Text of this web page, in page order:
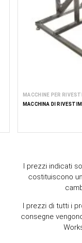
MACCHINE PER
MACCHINA DI
I prezzi indicati
costituiscono
I prezzi di tutti i
consegne